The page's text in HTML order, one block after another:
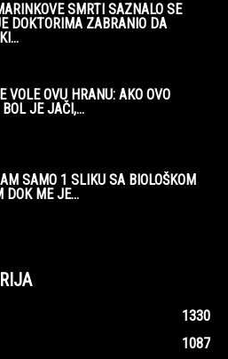
SMRTI SAZNALO SE
DOKTORIMA ZABRANIO DA
VOLE OVU HRANU: AKO OVO
JE JAČI,...
SAMO 1 SLIKU SA BIOLOŠKOM
DOK ME JE...
1330
1087